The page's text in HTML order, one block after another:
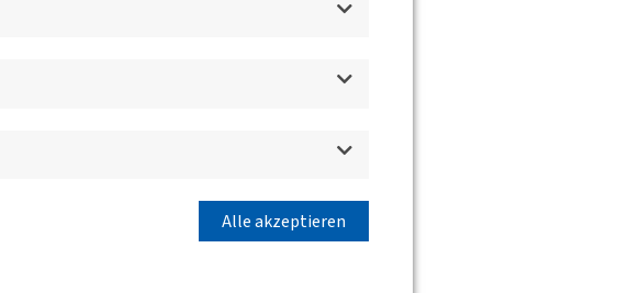
Alle akzeptieren